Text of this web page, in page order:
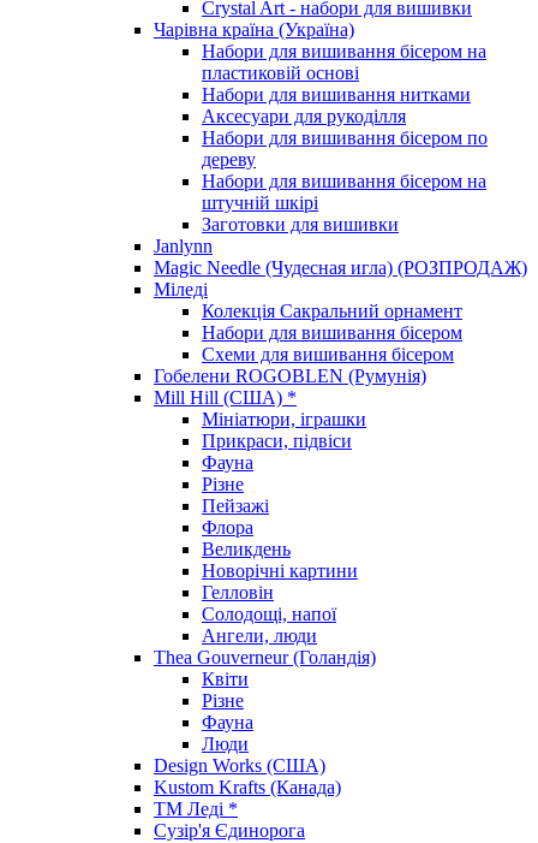
Crystal Art - набори для вишивки
Чарівна країна (Україна)
Набори для вишивання бісером на
пластиковій основі
Набори для вишивання нитками
Аксесуари для рукоділля
Набори для вишивання бісером по
дереву
Набори для вишивання бісером на
штучній шкірі
Заготовки для вишивки
Janlynn
Magic Needle (Чудесная игла) (РОЗПРОДАЖ)
Міледі
Колекція Сакральний орнамент
Набори для вишивання бісером
Схеми для вишивання бісером
Гобелени ROGOBLEN (Румунія)
Mill Hill (США) *
Мініатюри, іграшки
Прикраси, підвіси
Фауна
Різне
Пейзажі
Флора
Великдень
Новорічні картини
Гелловін
Солодощі, напої
Ангели, люди
Thea Gouverneur (Голандія)
Квіти
Різне
Фауна
Люди
Design Works (США)
Kustom Krafts (Канада)
ТМ Леді *
Сузір'я Єдинорога